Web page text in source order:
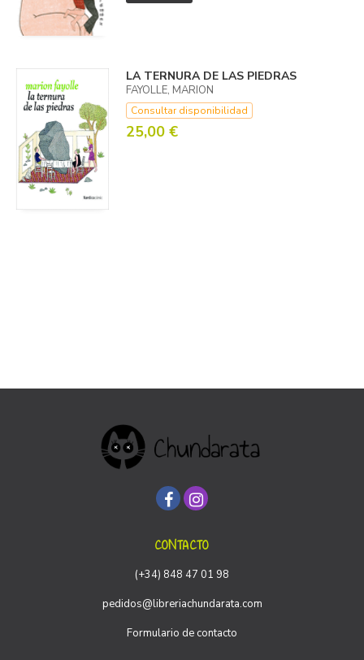
LA TERNURA DE LAS PIEDRAS
FAYOLLE, MARION
Consultar disponibilidad
25,00 €
CONTACTO
(+34) 848 47 01 98
pedidos@libreriachundarata.com
Formulario de contacto